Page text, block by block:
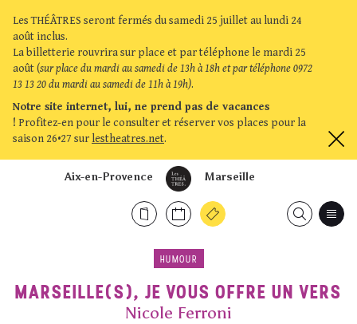
Les THÉÂTRES seront fermés du samedi 25 juillet au lundi 24
août inclus.
La billetterie rouvrira sur place et par téléphone le mardi 25
août (sur place du mardi au samedi de 13h à 18h et par téléphone 0972
13 13 20 du mardi au samedi de 11h à 19h).
Notre site internet, lui, ne prend pas de vacances
! Profitez-en pour le consulter et réserver vos places pour la
saison 26•27 sur lestheatres.net.
Marseille
Aix-en-Provence
HUMOUR
MARSEILLE(S), JE VOUS OFFRE UN VERS
Nicole Ferroni